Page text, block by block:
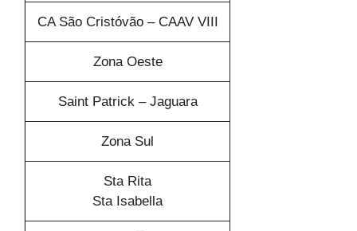
CA São Cristóvão – CAAV VIII
Zona Oeste
Saint Patrick – Jaguara
Zona Sul
Sta Rita
Sta Isabella